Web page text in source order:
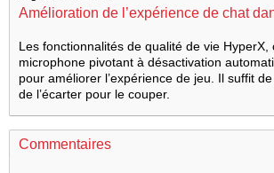
Amélioration de l’expérience de chat
Les fonctionnalités de qualité de vie HyperX,
microphone pivotant à désactivation
pour améliorer l’expérience de jeu. Il suffit
de l’écarter pour le couper.
Commentaires